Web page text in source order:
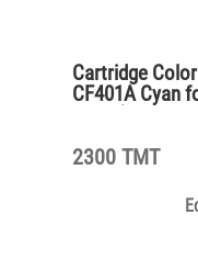
Cartridge
CF401A Cyan
2300 TMT